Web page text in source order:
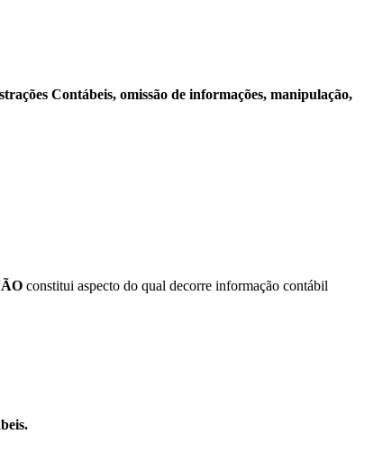
Contábeis, omissão de informações, manipulação,
constitui aspecto do qual decorre informação contábil